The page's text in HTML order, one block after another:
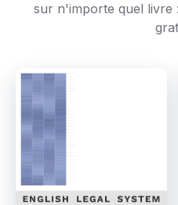
sur n'importe quel livre